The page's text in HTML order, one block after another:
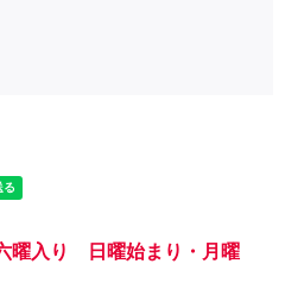
曜入り 日曜始まり・月曜